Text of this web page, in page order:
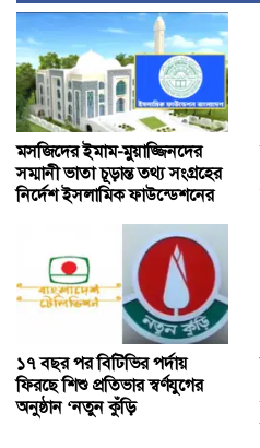
মসজিদের ইমাম-মুয়াজ্জিনদের
সম্মানী ভাতা চূড়ান্ত তথ্য সংগ্রহের
নির্দেশ ইসলামিক ফাউন্ডেশনের
১৭ বছর পর বিটিভির পর্দায়
ফিরছে শিশু প্রতিভার স্বর্ণযুগের
অনুষ্ঠান ‘নতুন কুঁড়ি